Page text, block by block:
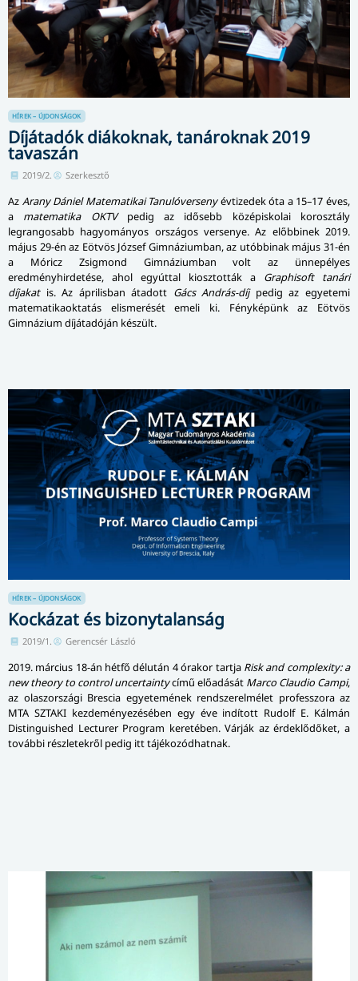
HÍREK – ÚJDONSÁGOK
Díjátadók diákoknak, tanároknak 2019
tavaszán
2019/2. Szerkesztő
Az Arany Dániel Matematikai Tanulóversenyévtizedek óta a 15–17 éves,
a matematika OKTVpedig az idősebb középiskolai korosztály
legrangosabb hagyományos országos versenye. Az előbbinek 2019.
május 29-én az Eötvös József Gimnáziumban, az utóbbinak május 31-én
a Móricz Zsigmond Gimnáziumban volt az ünnepélyes
eredményhirdetése, ahol egyúttal kiosztották a Graphisoft tanári
díjakatis. Az áprilisban átadott Gács András-díjpedig az egyetemi
matematikaoktatás elismerését emeli ki. Fényképünk az Eötvös
Gimnázium díjátadóján készült.
HÍREK – ÚJDONSÁGOK
Kockázat és bizonytalanság
2019/1. Gerencsér László
2019. március 18-án hétfő délután 4 órakor tartja Risk and complexity: a
new theory to control uncertaintycímű előadását Marco Claudio Campi,
az olaszországi Brescia egyetemének rendszerelmélet professzora az
MTA SZTAKI kezdeményezésében egy éve indított Rudolf E. Kálmán
Distinguished Lecturer Program keretében. Várják az érdeklődőket, a
további részletekről pedig itt tájékozódhatnak.